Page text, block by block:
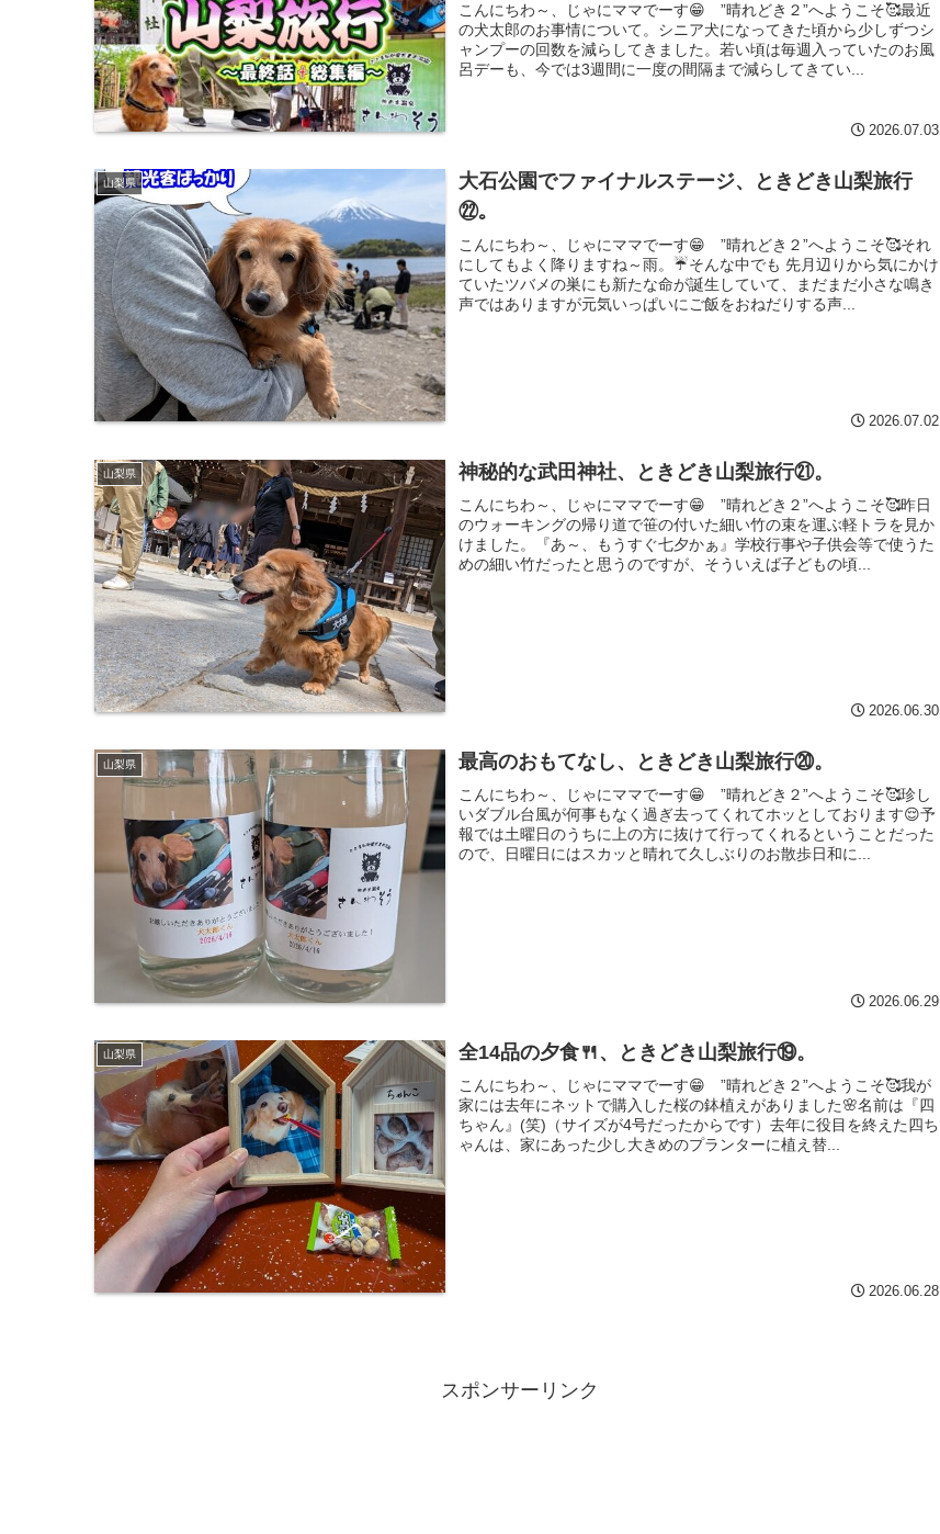
こんにちわ～、じゃにママでーす😁 ”晴れどき２”へようこそ🥰最近
の犬太郎のお事情について。シニア犬になってきた頃から少しずつシ
ャンプーの回数を減らしてきました。若い頃は毎週入っていたのお風
呂デーも、今では3週間に一度の間隔まで減らしてきてい...
2026.07.03
山梨県
大石公園でファイナルステージ、ときどき山梨旅行
㉒。
こんにちわ～、じゃにママでーす😁 ”晴れどき２”へようこそ🥰それ
にしてもよく降りますね～雨。☔そんな中でも 先月辺りから気にかけ
ていたツバメの巣にも新たな命が誕生していて、まだまだ小さな鳴き
声ではありますが元気いっぱいにご飯をおねだりする声...
2026.07.02
山梨県 神秘的な武田神社、ときどき山梨旅行㉑。
こんにちわ～、じゃにママでーす😁 ”晴れどき２”へようこそ🥰昨日
のウォーキングの帰り道で笹の付いた細い竹の束を運ぶ軽トラを見か
けました。『あ～、もうすぐ七夕かぁ』学校行事や子供会等で使うた
めの細い竹だったと思うのですが、そういえば子どもの頃...
2026.06.30
山梨県 最高のおもてなし、ときどき山梨旅行⑳。
こんにちわ～、じゃにママでーす😁 ”晴れどき２”へようこそ🥰珍し
いダブル台風が何事もなく過ぎ去ってくれてホッとしております😌予
報では土曜日のうちに上の方に抜けて行ってくれるということだった
ので、日曜日にはスカッと晴れて久しぶりのお散歩日和に...
2026.06.29
山梨県 全14品の夕食🍴、ときどき山梨旅行⑲。
こんにちわ～、じゃにママでーす😁 ”晴れどき２”へようこそ🥰我が
家には去年にネットで購入した桜の鉢植えがありました🌸名前は『四
ちゃん』(笑)（サイズが4号だったからです）去年に役目を終えた四ち
ゃんは、家にあった少し大きめのプランターに植え替...
2026.06.28
スポンサーリンク